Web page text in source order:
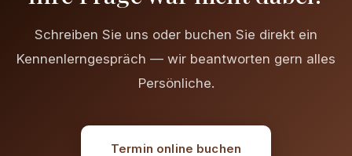
Schreiben Sie uns oder buchen Sie direkt ein
Kennenlerngespräch — wir beantworten gern alles
Persönliche.
Termin online buchen